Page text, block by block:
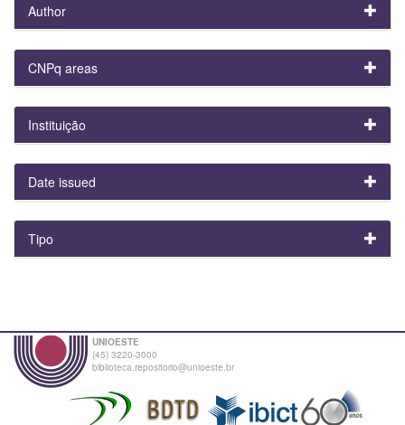
Author
CNPq areas
Instituição
Date issued
Tipo
UNIOESTE
(45) 3220-3000
biblioteca.repositorio@unioeste.br